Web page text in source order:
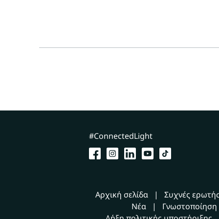
#ConnectedLight
Αρχική σελίδα
Συχνές
Νέα